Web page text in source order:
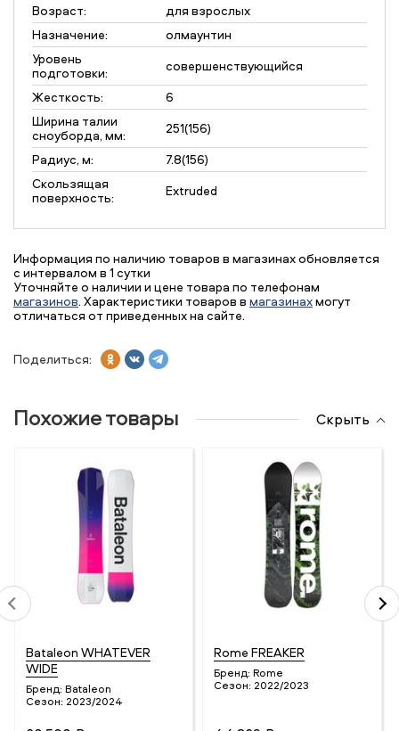
Возраст:
для взрослых
Назначение:
олмаунтин
Уровень
подготовки:
совершенствующийся
Жесткость:
6
Ширина талии
сноуборда, мм:
251(156)
Радиус, м:
7.8(156)
Скользящая
поверхность:
Extruded
Информация по наличию товаров в магазинах обновляется
с интервалом в 1 сутки
Уточняйте о наличии и цене товара по телефонам
магазинов. Характеристики товаров в магазинахмогут
отличаться от приведенных на сайте.
Поделиться:
Похожие товары Скрыть
Bataleon WHATEVER
WIDE
Бренд: Bataleon
Сезон: 2023/2024
Rome FREAKER
Бренд: Rome
Сезон: 2022/2023